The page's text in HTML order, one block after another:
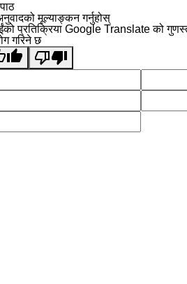
मूल्याङ्कन गर्नुहोस्
प्रतिक्रिया Google Translate को
गरिने छ